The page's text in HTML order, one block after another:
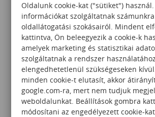
Oracle on demand - Tanuljon
bármikor, ahogy az Ön ideje
2016.05.09. Oracle
Administration Workshop I
2016.05.23.Oracle Database
Administration Workshop II
Oldalunk cookie-kat ("sütiket")
információkat szolgáltatnak
oldallátogatási szokásairól. Mindent
kattintva, Ön beleegyezik a cookie-k
amelyek marketing és statisztikai
szolgáltatnak a rendszer használatához
elengedhetetlenül szükségeseken
minden cookie-t elutasít, akkor
google.com-ra, mert nem tudjuk
weboldalunkat. Beállítások gombra
módosítani az engedélyezett cookie-